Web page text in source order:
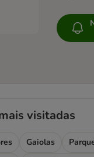
visitadas
Gaiolas